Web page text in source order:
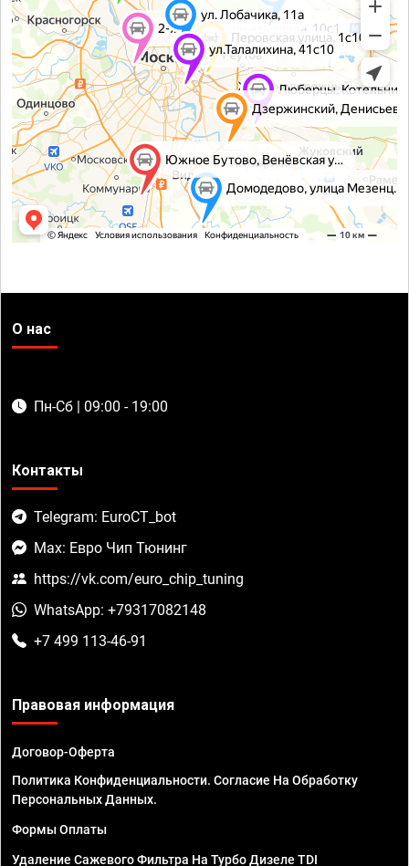
О нас
Пн-Сб | 09:00 - 19:00
Контакты
Telegram: EuroCT_bot
Max: Евро Чип Тюнинг
https://vk.com/euro_chip_tuning
WhatsApp: +79317082148
+7 499 113-46-91
Правовая информация
Договор-Оферта
Политика Конфиденциальности. Согласие На Обработку
Персональных Данных.
Формы Оплаты
Удаление Сажевого Фильтра На Турбо Дизеле TDI